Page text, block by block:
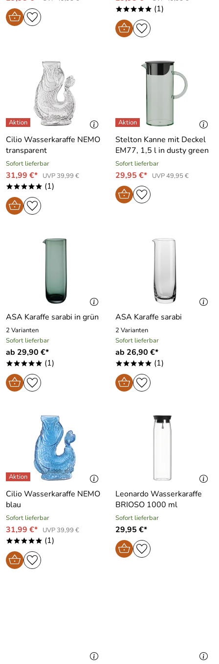
***** (1)
Cilio Wasserkaraffe NEMO
transparent
Sofort lieferbar
31,99 €* UVP 39,99 €
***** (1)
Stelton Kanne mit Deckel
EM77, 1,5 l in dusty green
Sofort lieferbar
29,95 €* UVP 49,95 €
ASA Karaffe sarabi in grün
2 Varianten
Sofort lieferbar
ab 29,90 €*
***** (1)
ASA Karaffe sarabi
2 Varianten
Sofort lieferbar
ab 26,90 €*
***** (1)
Cilio Wasserkaraffe NEMO
blau
Sofort lieferbar
31,99 €* UVP 39,99 €
***** (1)
Leonardo Wasserkaraffe
BRIOSO 1000 ml
Sofort lieferbar
29,95 €*